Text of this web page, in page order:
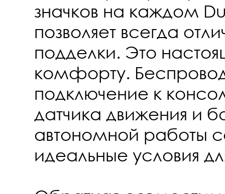
значков на каждом
позволяет всегда
подделки. Это
комфорту.
подключение к
датчика движения и
автономной работы
идеальные условия